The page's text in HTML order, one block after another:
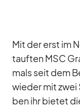
Mit der erst im
tauf­ten MSC
mals seit dem
wie­der mit
ben ihr bie­tet